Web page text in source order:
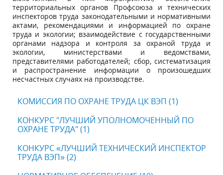
территориальных органов Профсоюза и технических
инспекторов труда зако­нодательными и нормативными
актами, рекомендациями и информацией по охране
труда и эколо­гии; взаимодействие с государственными
ор­ганами надзора и контроля за охраной труда и
экологии, министерствами и ве­домствами,
представителями работодателей; сбор, систематизация
и распространение информации о произошедших
несчастных случаях на производстве.
КОМИССИЯ ПО ОХРАНЕ ТРУДА ЦК ВЭП (1)
КОНКУРС "ЛУЧШИЙ УПОЛНОМОЧЕННЫЙ ПО
ОХРАНЕ ТРУДА" (1)
КОНКУРС «ЛУЧШИЙ ТЕХНИЧЕСКИЙ ИНСПЕКТОР
ТРУДА ВЭП» (2)